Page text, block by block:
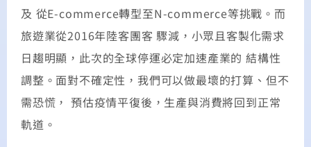
及 從E-commerce轉型至N-commerce等挑戰。而
旅遊業從2016年陸客團客 驟減，小眾且客製化需求
日趨明顯，此次的全球停運必定加速產業的 結構性
調整。面對不確定性，我們可以做最壞的打算、但不
需恐慌， 預估疫情平復後，生產與消費將回到正常
軌道。